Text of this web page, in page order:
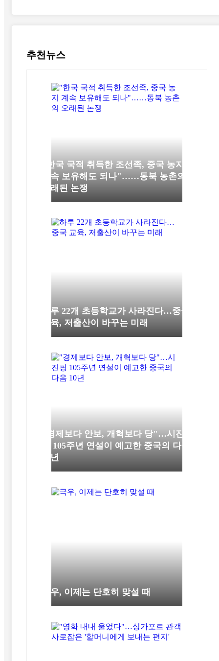
추천뉴스
"한국 국적 취득한 조선족, 중국 농지
계속 보유해도 되나"……동북 농촌의
오래된 논쟁
하루 22개 초등학교가 사라진다…중국
교육, 저출산이 바꾸는 미래
"경제보다 안보, 개혁보다 당"…시진
핑 105주년 연설이 예고한 중국의 다음
10년
극우, 이제는 단호히 맞설 때